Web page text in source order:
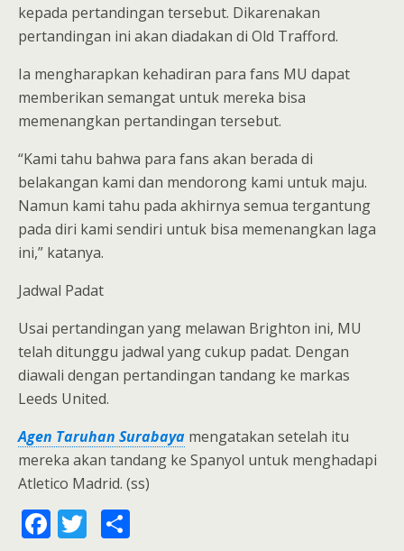
kepada pertandingan tersebut. Dikarenakan
pertandingan ini akan diadakan di Old Trafford.
Ia mengharapkan kehadiran para fans MU dapat
memberikan semangat untuk mereka bisa
memenangkan pertandingan tersebut.
“Kami tahu bahwa para fans akan berada di
belakangan kami dan mendorong kami untuk maju.
Namun kami tahu pada akhirnya semua tergantung
pada diri kami sendiri untuk bisa memenangkan laga
ini,” katanya.
Jadwal Padat
Usai pertandingan yang melawan Brighton ini, MU
telah ditunggu jadwal yang cukup padat. Dengan
diawali dengan pertandingan tandang ke markas
Leeds United.
Agen Taruhan Surabaya mengatakan setelah itu
mereka akan tandang ke Spanyol untuk menghadapi
Atletico Madrid. (ss)
F T